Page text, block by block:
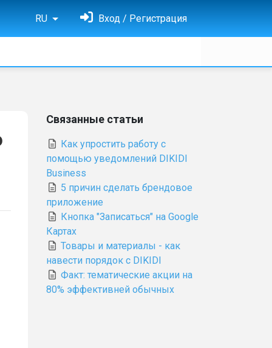
RU Вход / Регистрация
Связанные статьи
Как упростить работу с
помощью уведомлений DIKIDI
Business
5 причин сделать брендовое
приложение
Кнопка "Записаться" на Google
Картах
Товары и материалы - как
навести порядок с DIKIDI
Факт: тематические акции на
80% эффективней обычных